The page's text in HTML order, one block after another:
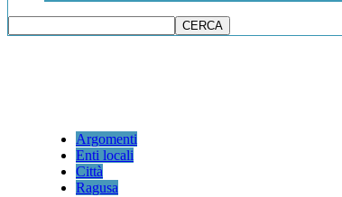
Argomenti
Enti locali
Città
Ragusa